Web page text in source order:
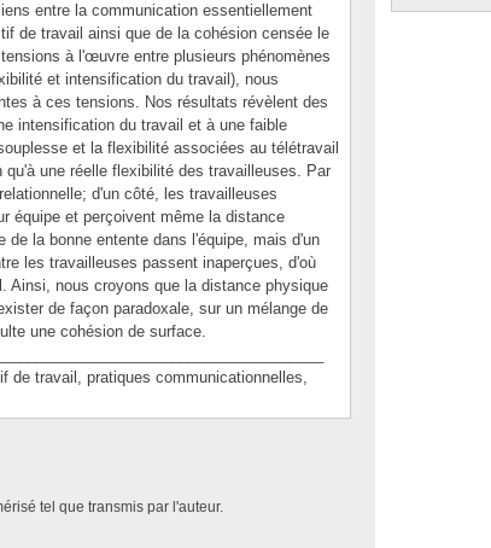
entre la communication essentiellement
de travail ainsi que de la cohésion censée le
à l'œuvre entre plusieurs phénomènes
et intensification du travail), nous
à ces tensions. Nos résultats révèlent des
intensification du travail et à une faible
et la flexibilité associées au télétravail
une réelle flexibilité des travailleuses. Par
d'un côté, les travailleuses
équipe et perçoivent même la distance
la bonne entente dans l'équipe, mais d'un
les travailleuses passent inaperçues, d'où
Ainsi, nous croyons que la distance physique
de façon paradoxale, sur un mélange de
une cohésion de surface.
de travail, pratiques communicationnelles,
tel que transmis par l'auteur.